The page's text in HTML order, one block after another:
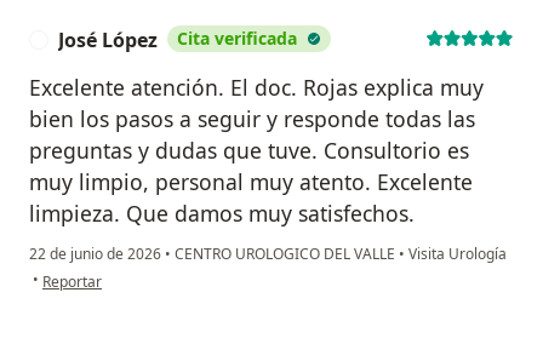
José López Cita verificada
Excelente atención. El doc. Rojas explica muy
bien los pasos a seguir y responde todas las
preguntas y dudas que tuve. Consultorio es
muy limpio, personal muy atento. Excelente
limpieza. Que damos muy satisfechos.
22 de junio de 2026 • CENTRO UROLOGICO DEL VALLE • Visita Urología
• en opinión del usuario José López
Reportar